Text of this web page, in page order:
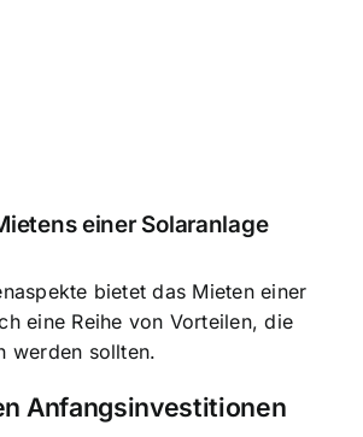
einer Solaranlage
bietet das Mieten einer
eine Reihe von Vorteilen, die
werden sollten.
Anfangsinvestitionen